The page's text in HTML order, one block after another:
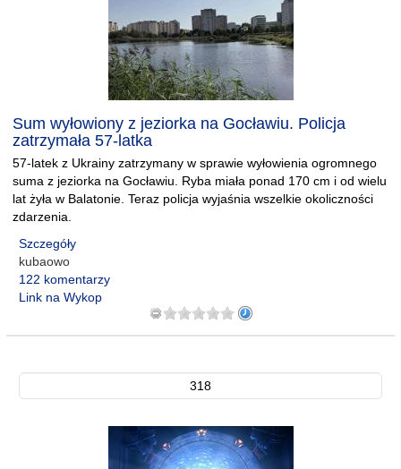
Sum wyłowiony z jeziorka na Gocławiu. Policja
zatrzymała 57-latka
57-latek z Ukrainy zatrzymany w sprawie wyłowienia ogromnego
suma z jeziorka na Gocławiu. Ryba miała ponad 170 cm i od wielu
lat żyła w Balatonie. Teraz policja wyjaśnia wszelkie okoliczności
zdarzenia.
Szczegóły
kubaowo
122 komentarzy
Link na Wykop
318